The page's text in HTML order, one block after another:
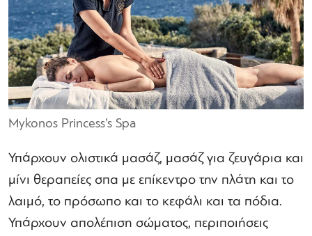
Mykonos Princess’s Spa
Υπάρχουν ολιστικά μασάζ, μασάζ για ζευγάρια και
μίνι θεραπείες σπα με επίκεντρο την πλάτη και το
λαιμό, το πρόσωπο και το κεφάλι και τα πόδια.
Υπάρχουν απολέπιση σώματος, περιποιήσεις